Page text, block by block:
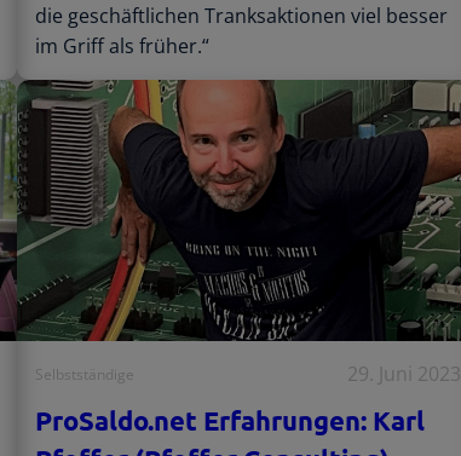
die geschäftlichen Tranksaktionen viel besser
im Griff als früher.“
Selbstständige 29. Juni 2023
ProSaldo.net Erfahrungen: Karl